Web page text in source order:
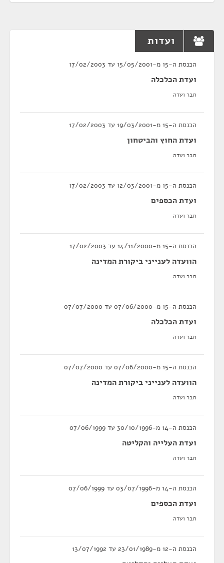
ועדות
הכנסת ה-15 מ-15/05/2001 עד 17/02/2003
ועדת הכלכלה
חבר ועדה
הכנסת ה-15 מ-19/03/2001 עד 17/02/2003
ועדת החוץ והביטחון
חבר ועדה
הכנסת ה-15 מ-12/03/2001 עד 17/02/2003
ועדת הכספים
חבר ועדה
הכנסת ה-15 מ-14/11/2000 עד 17/02/2003
הוועדה לענייני ביקורת המדינה
חבר ועדה
הכנסת ה-15 מ-07/06/2000 עד 07/07/2000
ועדת הכלכלה
חבר ועדה
הכנסת ה-15 מ-07/06/2000 עד 07/07/2000
הוועדה לענייני ביקורת המדינה
חבר ועדה
הכנסת ה-14 מ-30/10/1996 עד 07/06/1999
ועדת העלייה והקליטה
חבר ועדה
הכנסת ה-14 מ-03/07/1996 עד 07/06/1999
ועדת הכספים
חבר ועדה
הכנסת ה-12 מ-23/01/1989 עד 13/07/1992